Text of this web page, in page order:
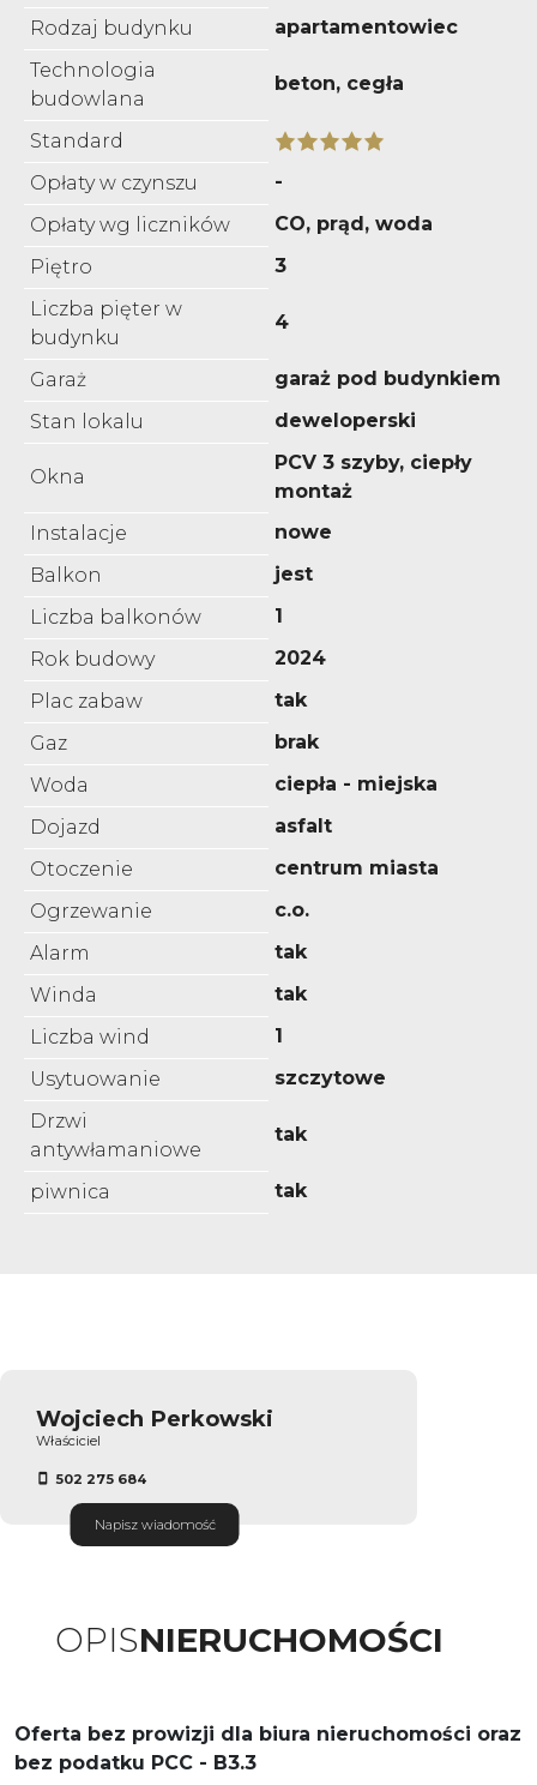
Rodzaj budynku
apartamentowiec
Technologia
budowlana
beton, cegła
Standard
Opłaty w czynszu
-
Opłaty wg liczników
CO, prąd, woda
Piętro
3
Liczba pięter w
budynku
4
Garaż
garaż pod budynkiem
Stan lokalu
deweloperski
Okna
PCV 3 szyby, ciepły
montaż
Instalacje
nowe
Balkon
jest
Liczba balkonów
1
Rok budowy
2024
Plac zabaw
tak
Gaz
brak
Woda
ciepła - miejska
Dojazd
asfalt
Otoczenie
centrum miasta
Ogrzewanie
c.o.
Alarm
tak
Winda
tak
Liczba wind
1
Usytuowanie
szczytowe
Drzwi
antywłamaniowe
tak
piwnica tak
Wojciech Perkowski
Właściciel
502 275 684
Napisz wiadomość
OPISNIERUCHOMOŚCI
Oferta bez prowizji dla biura nieruchomości oraz
bez podatku PCC - B3.3